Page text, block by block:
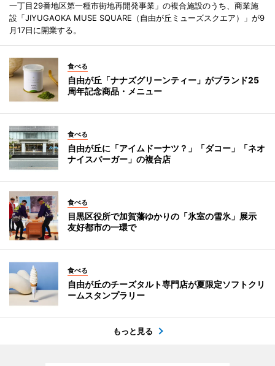
一丁目29番地区第一種市街地再開発事業」の複合施設のうち、商業施
設「JIYUGAOKA MUSE SQUARE（自由が丘ミューズスクエア）」が9
月17日に開業する。
食べる
自由が丘「ナナズグリーンティー」がブランド25
周年記念商品・メニュー
食べる
自由が丘に「アイムドーナツ？」「ダコー」「ネオ
ナイスバーガー」の複合店
食べる
目黒区役所で加賀藩ゆかりの「氷室の雪氷」展示
友好都市の一環で
食べる
自由が丘のチーズタルト専門店が夏限定ソフトクリ
ームスタンプラリー
もっと見る